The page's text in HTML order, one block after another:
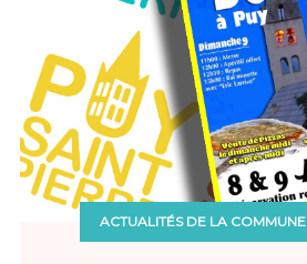
ACTUALITÉS DE LA COMMUNE